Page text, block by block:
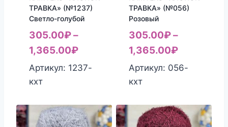
ТРАВКА» (№1237)
Светло-голубой
305.00₽–
1,365.00₽
Артикул: 1237-
кхт
ТРАВКА» (№056)
Розовый
305.00₽–
1,365.00₽
Артикул: 056-
кхт